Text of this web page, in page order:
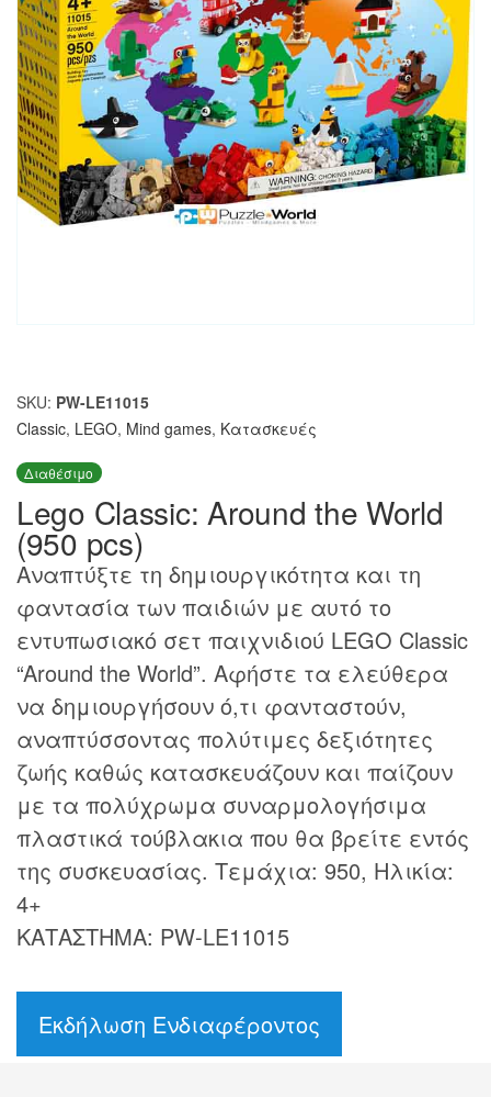
SKU: PW-LE11015
Classic, LEGO, Mind games, Κατασκευές
Διαθέσιμο
Lego Classic: Around the World
(950 pcs)
Αναπτύξτε τη δημιουργικότητα και τη
φαντασία των παιδιών με αυτό το
εντυπωσιακό σετ παιχνιδιού LEGO Classic
“Around the World”. Αφήστε τα ελεύθερα
να δημιουργήσουν ό,τι φανταστούν,
αναπτύσσοντας πολύτιμες δεξιότητες
ζωής καθώς κατασκευάζουν και παίζουν
με τα πολύχρωμα συναρμολογήσιμα
πλαστικά τούβλακια που θα βρείτε εντός
της συσκευασίας. Τεμάχια: 950, Ηλικία:
4+
ΚΑΤΑΣΤΗΜΑ: PW-LE11015
Εκδήλωση Ενδιαφέροντος